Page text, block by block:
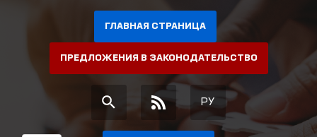
ГЛАВНАЯ СТРАНИЦА
ПРЕДЛОЖЕНИЯ В ЗАКОНОДАТЕЛЬСТВО
РУ